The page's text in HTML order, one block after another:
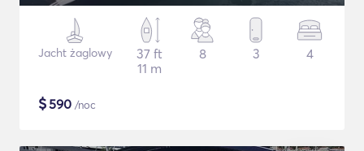
Jacht żaglowy
37 ft
11 m
8 3 4
$590 /noc